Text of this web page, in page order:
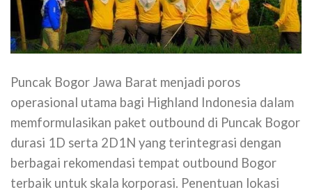
Puncak Bogor Jawa Barat menjadi poros
operasional utama bagi Highland Indonesia dalam
memformulasikan paket outbound di Puncak Bogor
durasi 1D serta 2D1N yang terintegrasi dengan
berbagai rekomendasi tempat outbound Bogor
terbaik untuk skala korporasi. Penentuan lokasi